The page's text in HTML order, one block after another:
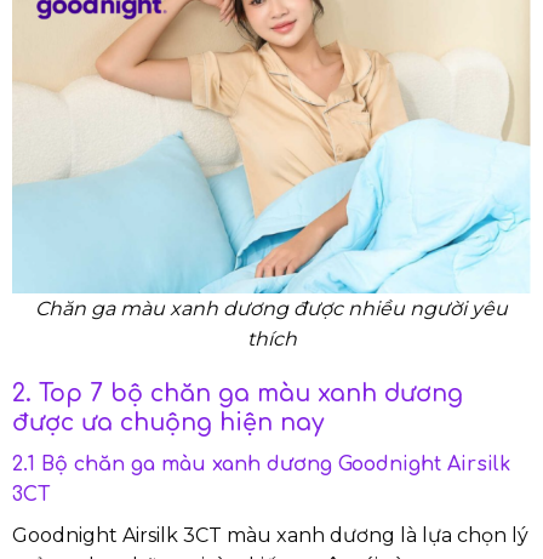
Chăn ga màu xanh dương được nhiều người yêu
thích
2. Top 7 bộ chăn ga màu xanh dương
được ưa chuộng hiện nay
2.1 Bộ chăn ga màu xanh dương Goodnight Airsilk
3CT
Goodnight Airsilk 3CT màu xanh dương là lựa chọn lý